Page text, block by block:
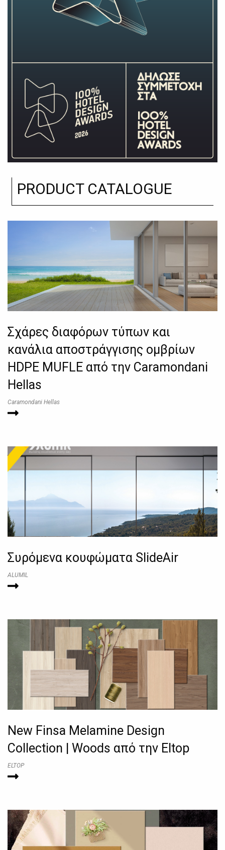
PRODUCT CATALOGUE
Σχάρες διαφόρων τύπων και
κανάλια αποστράγγισης ομβρίων
HDPE MUFLE από την Caramondani
Hellas
Caramondani Hellas
Συρόμενα κουφώματα SlideAir
ALUMIL
New Finsa Melamine Design
Collection | Woods από την Eltop
ELTOP